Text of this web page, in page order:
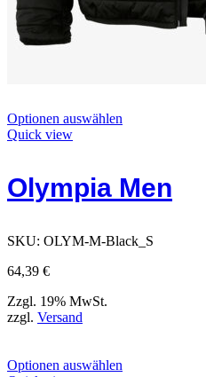
Optionen auswählen
die
auf
ausgewählt
Quick view
Olympia Men
SKU: OLYM-M-Black_S
64,39 €
Zzgl. 19% MwSt.
zzgl. Versand
Optionen auswählen